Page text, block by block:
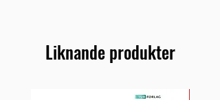
Liknande produkter